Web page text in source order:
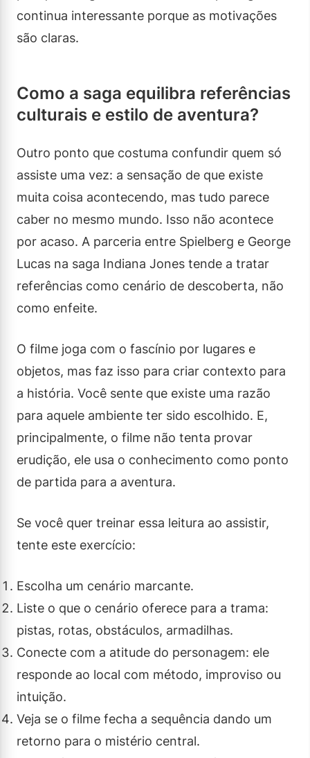
continua interessante porque as motivações
são claras.
Como a saga equilibra referências
culturais e estilo de aventura?
Outro ponto que costuma confundir quem só
assiste uma vez: a sensação de que existe
muita coisa acontecendo, mas tudo parece
caber no mesmo mundo. Isso não acontece
por acaso. A parceria entre Spielberg e George
Lucas na saga Indiana Jones tende a tratar
referências como cenário de descoberta, não
como enfeite.
O filme joga com o fascínio por lugares e
objetos, mas faz isso para criar contexto para
a história. Você sente que existe uma razão
para aquele ambiente ter sido escolhido. E,
principalmente, o filme não tenta provar
erudição, ele usa o conhecimento como ponto
de partida para a aventura.
Se você quer treinar essa leitura ao assistir,
tente este exercício:
Escolha um cenário marcante.
Liste o que o cenário oferece para a trama:
pistas, rotas, obstáculos, armadilhas.
Conecte com a atitude do personagem: ele
responde ao local com método, improviso ou
intuição.
Veja se o filme fecha a sequência dando um
retorno para o mistério central.